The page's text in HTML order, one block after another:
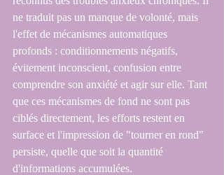
ne traduit pas un manque de volonté, mais
l'effet de mécanismes automatiques
profonds : conditionnements négatifs,
évitement inconscient, confusion entre
comprendre son anxiété et agir sur elle. Tant
que ces mécanismes de fond ne sont pas
ciblés directement, les efforts restent en
surface et l'impression de "tourner en rond"
persiste, quelle que soit la quantité
d'informations accumulées.